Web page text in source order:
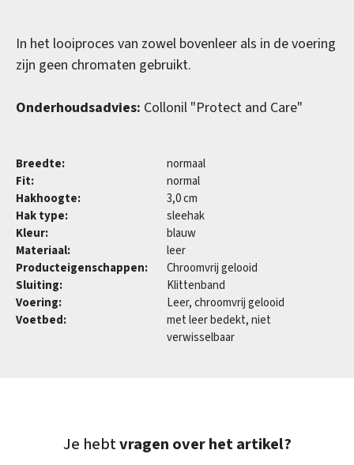
In het looiproces van zowel bovenleer als in de voering
zijn geen chromaten gebruikt.
Onderhoudsadvies: Collonil "Protect and Care"
Breedte:
normaal
Fit:
normal
Hakhoogte:
3,0 cm
Hak type:
sleehak
Kleur:
blauw
Materiaal:
leer
Producteigenschappen:
Chroomvrij gelooid
Sluiting:
Klittenband
Voering:
Leer, chroomvrij gelooid
Voetbed:
met leer bedekt, niet
verwisselbaar
Je hebtvragen over het artikel?